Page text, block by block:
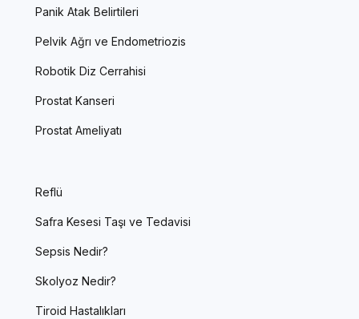
Panik Atak Belirtileri
Pelvik Ağrı ve Endometriozis
Robotik Diz Cerrahisi
Prostat Kanseri
Prostat Ameliyatı
Reflü
Safra Kesesi Taşı ve Tedavisi
Sepsis Nedir?
Skolyoz Nedir?
Tiroid Hastalıkları